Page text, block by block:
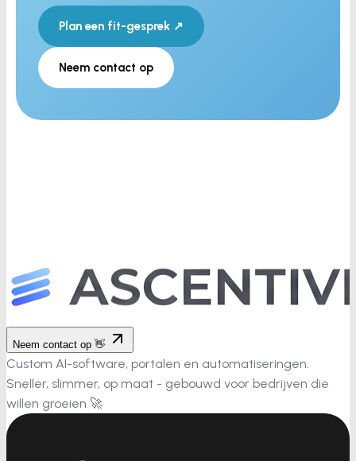
Plan een fit-gesprek ↗
Neem contact op
Neem contact op 👋
Custom AI-software, portalen en automatiseringen.
Sneller, slimmer, op maat - gebouwd voor bedrijven die
willen groeien 🚀